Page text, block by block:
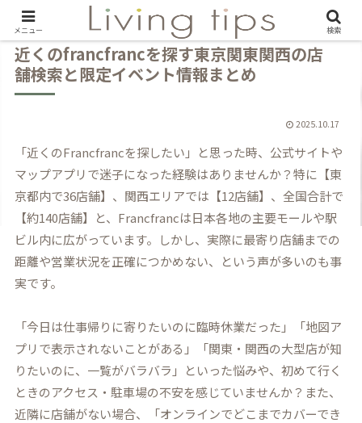
近くのfrancfrancを探す東京関東関西の店
舗検索と限定イベント情報まとめ
2025.10.17
「近くのFrancfrancを探したい」と思った時、公式サイトや
マップアプリで迷子になった経験はありませんか？特に【東
京都内で36店舗】、関西エリアでは【12店舗】、全国合計で
【約140店舗】と、Francfrancは日本各地の主要モールや駅
ビル内に広がっています。しかし、実際に最寄り店舗までの
距離や営業状況を正確につかめない、という声が多いのも事
実です。
「今日は仕事帰りに寄りたいのに臨時休業だった」「地図ア
プリで表示されないことがある」「関東・関西の大型店が知
りたいのに、一覧がバラバラ」といった悩みや、初めて行く
ときのアクセス・駐車場の不安を感じていませんか？また、
近隣に店舗がない場合、「オンラインでどこまでカバーでき
メニュー 検索